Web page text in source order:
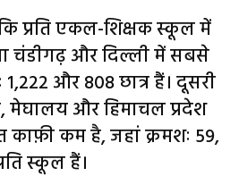
प्रति एकल-शिक्षक स्कूल में
चंडीगढ़ और दिल्ली में सबसे
और 808 छात्र हैं। दूसरी
मेघालय और हिमाचल प्रदेश
काफ़ी कम है, जहां क्रमशः 59,
स्कूल हैं।